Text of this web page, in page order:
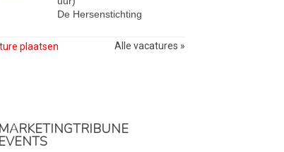
De Hersenstichting
plaatsen Alle vacatures »
MARKETINGTRIBUNE
EVENTS